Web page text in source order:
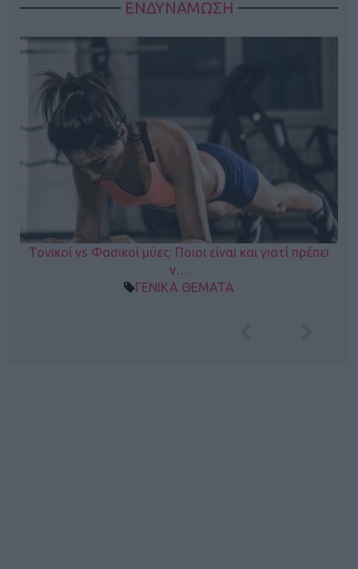
ΕΝΔΥΝΑΜΩΣΗ
Τονικοί vs Φασικοί μύες: Ποιοι είναι και γιατί πρέπει
ν…
ΓΕΝΙΚΑ ΘΕΜΑΤΑ